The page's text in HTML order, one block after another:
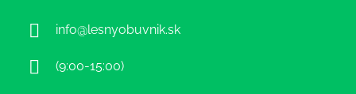
info@lesnyobuvnik.sk
(9:00-15:00)